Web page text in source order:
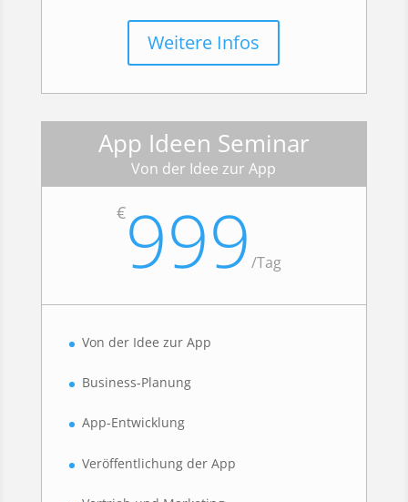
Weitere Infos
App Ideen Seminar
Von der Idee zur App
€999/Tag
Von der Idee zur App
Business-Planung
App-Entwicklung
Veröffentlichung der App